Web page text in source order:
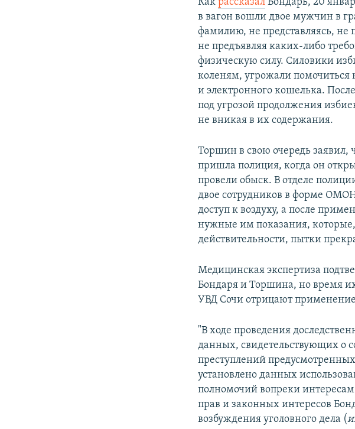
в вагон вошли двое мужчин в
фамилию, не представляясь, не
не предъявляя каких-либо
физическую силу. Силовики
коленям, угрожали помочиться
и электронного кошелька.
под угрозой продолжения
не вникая в их содержания.
Торшин в свою очередь
пришла полиция, когда он
провели обыск. В отделе
двое сотрудников в форме
доступ к воздуху, а после
нужные им показания, которые,
действительности, пытки
Медицинская экспертиза
Бондаря и Торшина, но время
УВД Сочи отрицают
"В ходе проведения
данных, свидетельствующих о
преступлений предусмотренных
установлено данных
полномочий вопреки
прав и законных интересов
возбуждения уголовного дела (